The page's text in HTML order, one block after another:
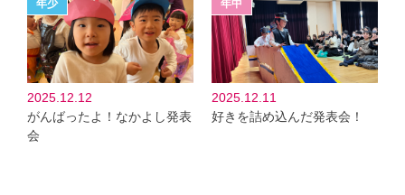
2025.12.12
がんばったよ！なかよし発表
会
2025.12.11
好きを詰め込んだ発表会！